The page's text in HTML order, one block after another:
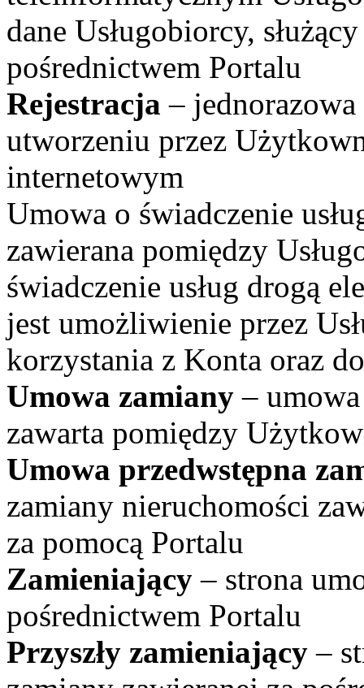
dane Usługobiorcy,
pośrednictwem Portalu
Rejestracja – jednorazowa
utworzeniu przez
internetowym
Umowa o świadczenie
zawierana pomiędzy
świadczenie usług drogą
jest umożliwienie przez
korzystania z Konta oraz
Umowa zamiany –
zawarta pomiędzy
Umowa przedwstępna
zamiany nieruchomości
za pomocą Portalu
Zamieniający – strona
pośrednictwem Portalu
Przyszły zamieniający–